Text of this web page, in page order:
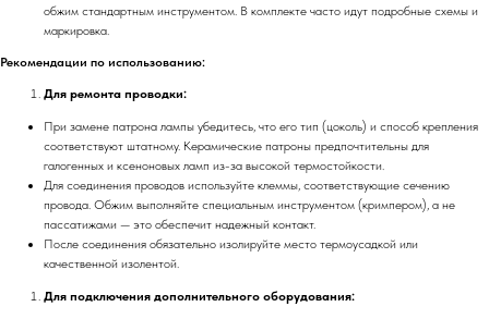
обжим стандартным инструментом. В комплекте часто идут подробные схемы и
маркировка.
Рекомендации по использованию:
Для ремонта проводки:
При замене патрона лампы убедитесь, что его тип (цоколь) и способ крепления
соответствуют штатному. Керамические патроны предпочтительны для
галогенных и ксеноновых ламп из-за высокой термостойкости.
Для соединения проводов используйте клеммы, соответствующие сечению
провода. Обжим выполняйте специальным инструментом (кримпером), а не
пассатижами — это обеспечит надежный контакт.
После соединения обязательно изолируйте место термоусадкой или
качественной изолентой.
Для подключения дополнительного оборудования: